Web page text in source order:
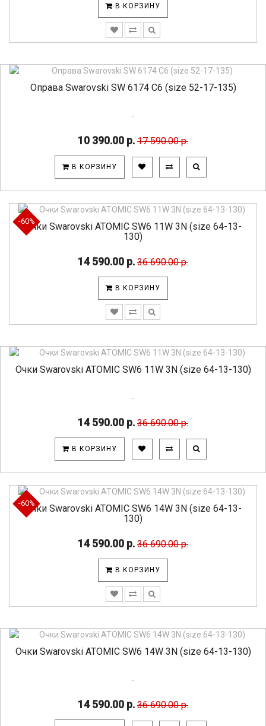
В КОРЗИНУ
Оправа Swarovski SW 6174 C6 (size 52-17-135)
10 390.00 р. 17 590.00 р.
В КОРЗИНУ
-60%
Очки Swarovski ATOMIC SW6 11W 3N (size 64-13-
130)
14 590.00 р. 36 690.00 р.
В КОРЗИНУ
Очки Swarovski ATOMIC SW6 11W 3N (size 64-13-130)
14 590.00 р. 36 690.00 р.
В КОРЗИНУ
-60%
Очки Swarovski ATOMIC SW6 14W 3N (size 64-13-
130)
14 590.00 р. 36 690.00 р.
В КОРЗИНУ
Очки Swarovski ATOMIC SW6 14W 3N (size 64-13-130)
14 590.00 р. 36 690.00 р.